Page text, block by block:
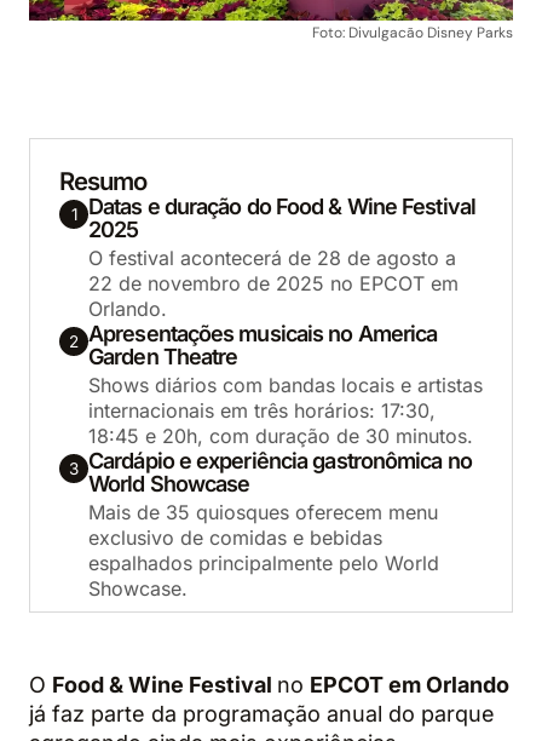
Foto: Divulgacão Disney Parks
Resumo
1
Datas e duração do Food & Wine Festival
2025
O festival acontecerá de 28 de agosto a
22 de novembro de 2025 no EPCOT em
Orlando.
2
Apresentações musicais no America
Garden Theatre
Shows diários com bandas locais e artistas
internacionais em três horários: 17:30,
18:45 e 20h, com duração de 30 minutos.
3 Cardápio e experiência gastronômica no
World Showcase
Mais de 35 quiosques oferecem menu
exclusivo de comidas e bebidas
espalhados principalmente pelo World
Showcase.
O Food & Wine Festival no EPCOT em Orlando
já faz parte da programação anual do parque